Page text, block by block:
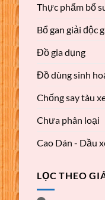
Thực phẩm bổ
Bổ gan giải độc
Đồ gia dụng
Đồ dùng sinh
Chống say tàu
Chưa phân loại
Cao Dán - Dầu
LỌC THEO